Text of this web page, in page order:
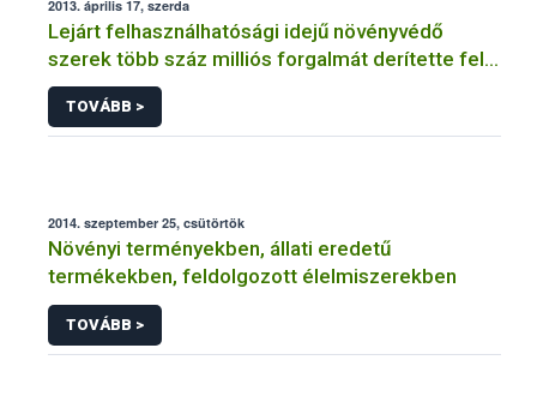
2013. április 17, szerda
Lejárt felhasználhatósági idejű növényvédő
szerek több száz milliós forgalmát derítette fel a
NÉBIH
TOVÁBB >
2014. szeptember 25, csütörtök
Növényi terményekben, állati eredetű
termékekben, feldolgozott élelmiszerekben
TOVÁBB >